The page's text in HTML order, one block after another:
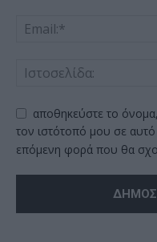
αποθηκεύστε το
τον ιστότοπό μου σε
επόμενη φορά που θα